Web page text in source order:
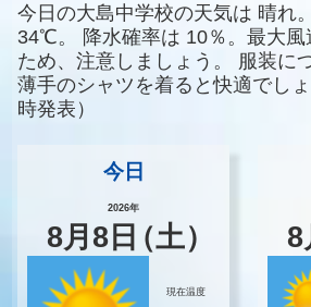
今日の大島中学校の天気は 晴れ。
34℃。
降水確率は 10％。最大
ため、注意しましょう。
服装に
薄手のシャツを着ると快適でしょ
時発表）
今日
2026年
8月8 日（土）
現在温度
8